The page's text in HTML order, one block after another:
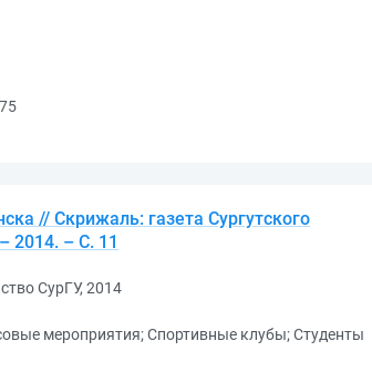
// Скрижаль: газета Сургутского
2014. – С. 11
СурГУ, 2014
мероприятия; Спортивные клубы; Студенты